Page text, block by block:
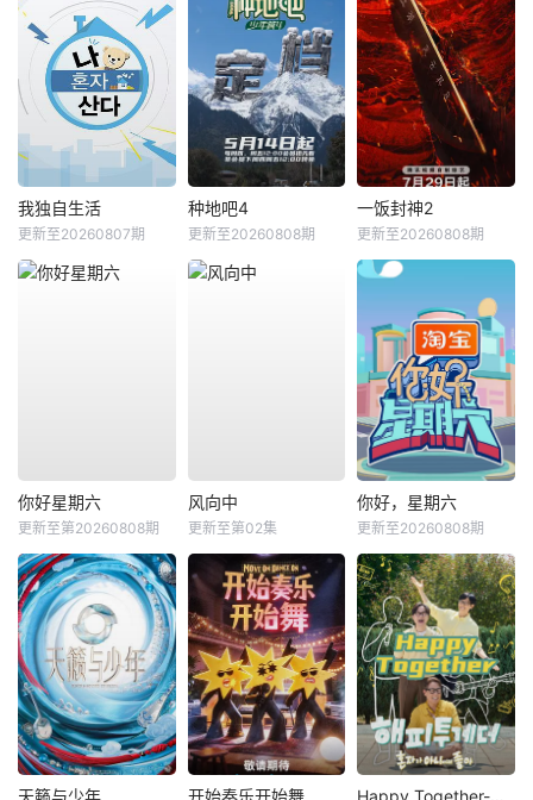
我独自生活
更新至20260807期
种地吧4
更新至20260808期
一饭封神2
更新至20260808期
你好星期六
更新至第20260808期
风向中
更新至第02集
你好，星期六
更新至20260808期
天籁与少年 开始奏乐开始舞 Happy Together-不是一个人真好